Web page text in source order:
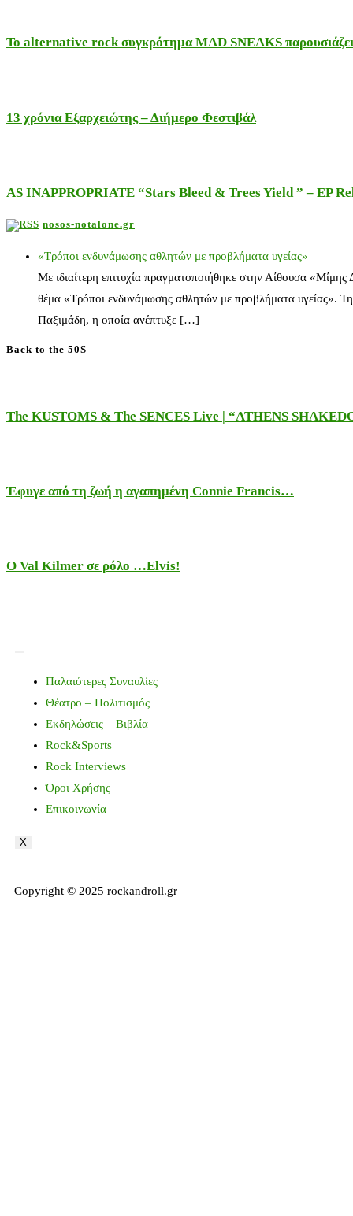
Το alternative rock συγκρότημα MAD SNEAKS
13 χρόνια Εξαρχειώτης – Διήμερο Φεστιβάλ
AS INAPPROPRIATE “Stars Bleed & Trees Yield ” – EP
nosos-notalone.gr
«Τρόποι ενδυνάμωσης αθλητών με προβλήματα υγείας»
Με ιδιαίτερη επιτυχία πραγματοποιήθηκε στην Αίθουσα
θέμα «Τρόποι ενδυνάμωσης αθλητών με προβλήματα υγείας».
Παξιμάδη, η οποία ανέπτυξε […]
Back to the 50S
The KUSTOMS & The SENCES Live | “ATHENS
Έφυγε από τη ζωή η αγαπημένη Connie Francis…
Ο Val Kilmer σε ρόλο …Elvis!
Παλαιότερες Συναυλίες
Θέατρο – Πολιτισμός
Εκδηλώσεις – Βιβλία
Rock&Sports
Rock Interviews
Όροι Χρήσης
Επικοινωνία
X
Copyright © 2025 rockandroll.gr